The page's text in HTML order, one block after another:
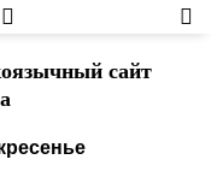
сайт